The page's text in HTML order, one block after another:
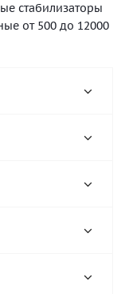
стабилизаторы
от 500 до 12000